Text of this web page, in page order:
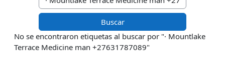
No se encontraron etiquetas al buscar por "· Mountlake
Terrace Medicine man +27631787089"